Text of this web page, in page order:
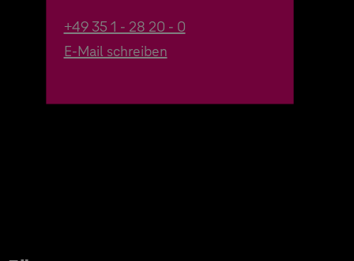
+49 35 1 - 28 20 - 0
E-Mail schreiben